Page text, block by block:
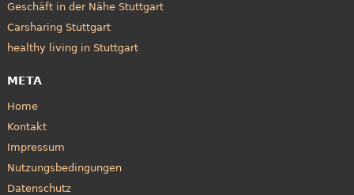
Geschäft in der Nähe Stuttgart
Carsharing Stuttgart
healthy living in Stuttgart
META
Home
Kontakt
Impressum
Nutzungsbedingungen
Datenschutz